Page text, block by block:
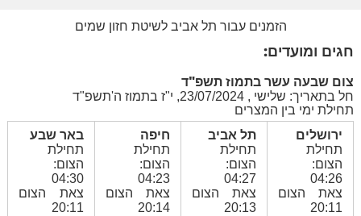
הזמנים עבור תל אביב לשיטת חזון שמים
חגים ומועדים:
צום שבעה עשר בתמוז תשפ"ד
חל בתאריך: שלישי , 23/07/2024, י"ז בתמוז ה'תשפ"ד
תחילת ימי בין המצרים
ירושלים
תחילת
הצום:
04:26
צאת הצום
20:11
תל אביב
תחילת
הצום:
04:27
צאת הצום
20:13
חיפה
תחילת
הצום:
04:23
צאת הצום
20:14
באר שבע
תחילת
הצום:
04:30
צאת הצום
20:11